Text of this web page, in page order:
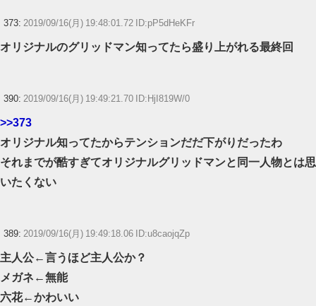
373: 2019/09/16(月) 19:48:01.72 ID:pP5dHeKFr
オリジナルのグリッドマン知ってたら盛り上がれる最終回
390: 2019/09/16(月) 19:49:21.70 ID:HjI819W/0
>>373
オリジナル知ってたからテンションだだ下がりだったわ
それまでが酷すぎてオリジナルグリッドマンと同一人物とは思
いたくない
389: 2019/09/16(月) 19:49:18.06 ID:u8caojqZp
主人公←言うほど主人公か？
メガネ←無能
六花←かわいい